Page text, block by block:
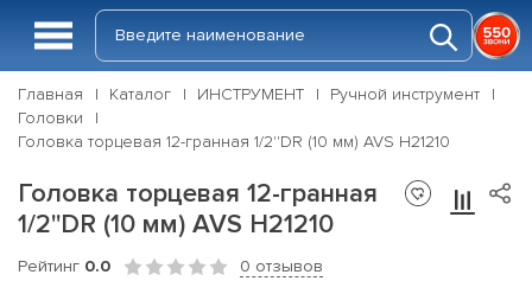
Главная Каталог ИНСТРУМЕНТ
Ручной инструмент
Головки
Головка торцевая 12-гранная 1/2''DR (10 мм) AVS H21210
Головка торцевая 12-гранная
1/2''DR (10 мм) AVS H21210
Рейтинг 0.0 0 отзывов